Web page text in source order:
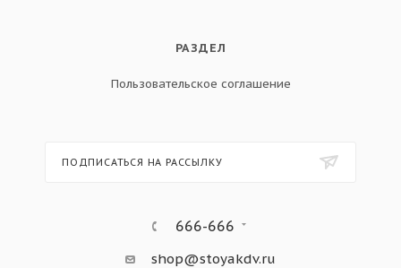
РАЗДЕЛ
Пользовательское соглашение
ПОДПИСАТЬСЯ НА РАССЫЛКУ
666-666
shop@stoyakdv.ru